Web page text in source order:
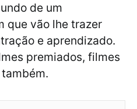
de um
que vão lhe trazer
e aprendizado.
premiados, filmes